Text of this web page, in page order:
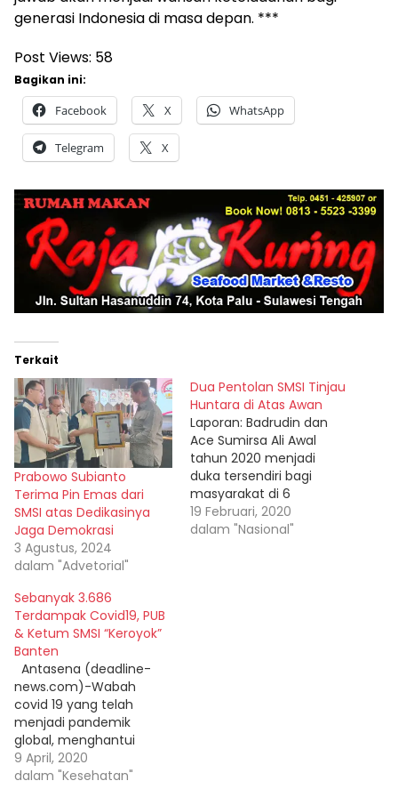
generasi Indonesia di masa depan. ***
Post Views: 58
Bagikan ini:
Facebook X WhatsApp
Telegram X
Terkait
Prabowo Subianto
Terima Pin Emas dari
SMSI atas Dedikasinya
Jaga Demokrasi
3 Agustus, 2024
dalam "Advetorial"
Dua Pentolan SMSI Tinjau
Huntara di Atas Awan
Laporan: Badrudin dan
Ace Sumirsa Ali Awal
tahun 2020 menjadi
duka tersendiri bagi
masyarakat di 6
kecamatan Kabupaten
Lebak yang diterjang
19 Februari, 2020
dalam "Nasional"
Sebanyak 3.686
Terdampak Covid19, PUB
& Ketum SMSI “Keroyok”
Banten
Antasena (deadline-
news.com)-Wabah
covid 19 yang telah
menjadi pandemik
global, menghantui
seluruh penjuru dunia
termasuk di Indonesia.
9 April, 2020
dalam "Kesehatan"